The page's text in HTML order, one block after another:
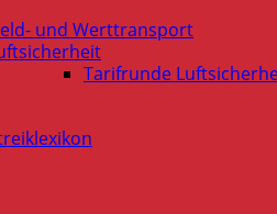
und Werttransport
Tarifrunde